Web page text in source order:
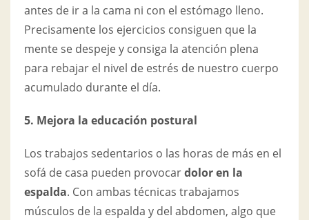
antes de ir a la cama ni con el estómago lleno.
Precisamente los ejercicios consiguen que la
mente se despeje y consiga la atención plena
para rebajar el nivel de estrés de nuestro cuerpo
acumulado durante el día.
5. Mejora la educación postural
Los trabajos sedentarios o las horas de más en el
sofá de casa pueden provocardolor en la
espalda. Con ambas técnicas trabajamos
músculos de la espalda y del abdomen, algo que